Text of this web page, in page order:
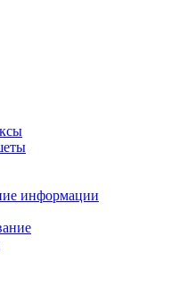
информации